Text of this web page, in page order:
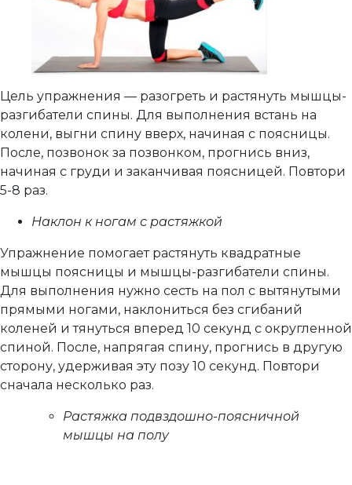
Цель упражнения — разогреть и растянуть мышцы-
разгибатели спины. Для выполнения встань на
колени, выгни спину вверх, начиная с поясницы.
После, позвонок за позвонком, прогнись вниз,
начиная с груди и заканчивая поясницей. Повтори
5-8 раз.
Наклон к ногам с растяжкой
Упражнение помогает растянуть квадратные
мышцы поясницы и мышцы-разгибатели спины.
Для выполнения нужно сесть на пол с вытянутыми
прямыми ногами, наклониться без сгибаний
коленей и тянуться вперед 10 секунд с округленной
спиной. После, напрягая спину, прогнись в другую
сторону, удерживая эту позу 10 секунд. Повтори
сначала несколько раз.
Растяжка подвздошно-поясничной
мышцы на полу